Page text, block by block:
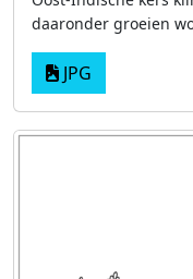
daaronder groeien
JPG